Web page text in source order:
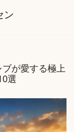
が愛する極上
選